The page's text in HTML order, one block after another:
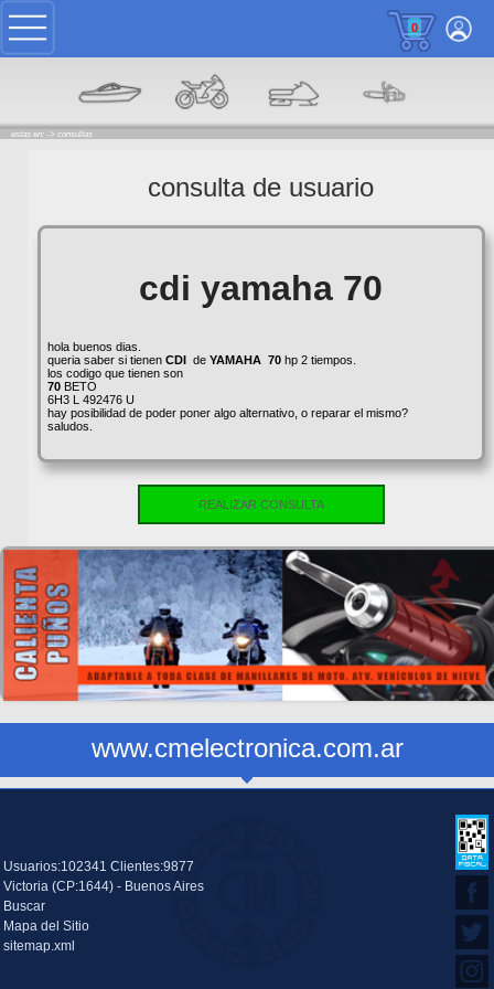
0
estas en: -> consultas
consulta de usuario
cdi yamaha 70
hola buenos dias.
queria saber si tienen CDIde YAMAHA 70hp 2 tiempos.
los codigo que tienen son
70BETO
6H3 L 492476 U
hay posibilidad de poder poner algo alternativo, o reparar el mismo?
saludos.
REALIZAR CONSULTA
www.cmelectronica.com.ar
Usuarios:102341 Clientes:9877
Victoria (CP:1644) - Buenos Aires
Buscar
Mapa del Sitio
sitemap.xml